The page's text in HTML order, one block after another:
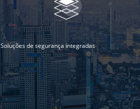
Soluções de segurança integradas